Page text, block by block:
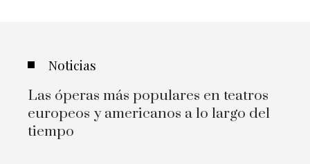
Noticias
Las óperas más populares en teatros
europeos y americanos a lo largo del
tiempo